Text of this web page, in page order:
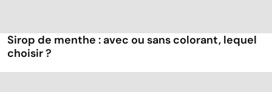
Sirop de menthe : avec ou sans colorant, lequel
choisir ?